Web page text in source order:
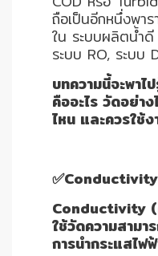
ถือเป็นอีกหนึ่งพา
ใน ระบบผลิตน้ำ
ระบบ RO, ระบบ
บทความนี้จะพา
คืออะไร วัดอย่า
ไหน และควรใช้ง
✅Conductivity
Conductivity (
ใช้วัดความสามา
การนำกระแสไฟ